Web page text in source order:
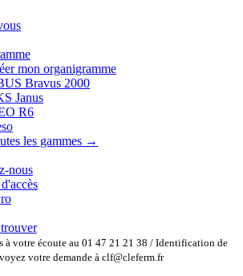
mon organigramme
Bravus 2000
Janus
R6
les gammes →
nous
à votre écoute au 01 47 21 21 38 / Identification de
votre demande à clf@cleferm.fr